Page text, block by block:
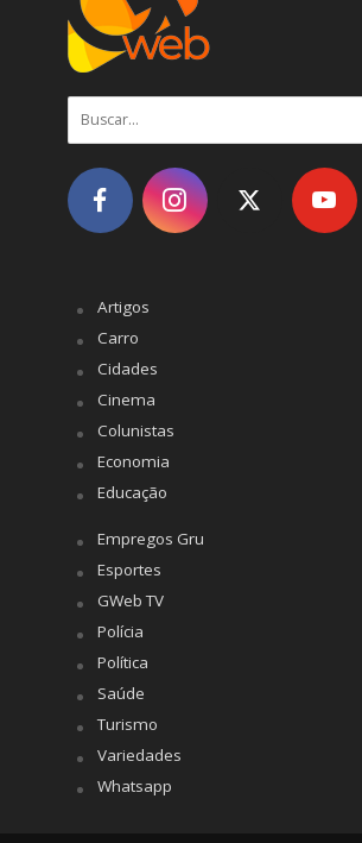
Artigos
Carro
Cidades
Cinema
Colunistas
Economia
Educação
Empregos Gru
Esportes
GWeb TV
Polícia
Política
Saúde
Turismo
Variedades
Whatsapp